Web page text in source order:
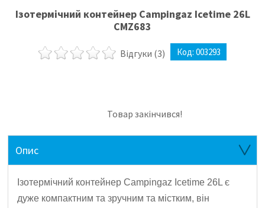
Ізотермічний контейнер Campingaz Icetime 26L
CMZ683
Відгуки (3) Код: 003293
Товар закінчився!
Опис
Ізотермічний контейнер Campingaz Icetime 26L є
дуже компактним та зручним та містким, він